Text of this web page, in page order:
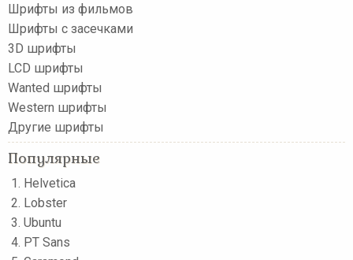
Шрифты из фильмов
Шрифты с засечками
3D шрифты
LCD шрифты
Wanted шрифты
Western шрифты
Другие шрифты
Популярные
Helvetica
Lobster
Ubuntu
PT Sans